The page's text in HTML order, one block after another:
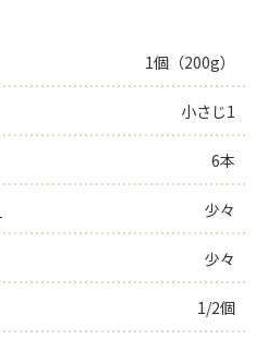
1個（200g）
小さじ1
6本
少々
少々
1/2個